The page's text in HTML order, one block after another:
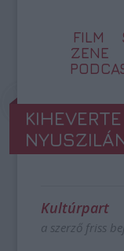
FILM
ZENE
Kultúrpart
a szerző friss